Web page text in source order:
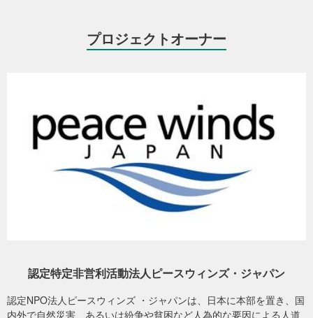
おり、緊急支援のフェーズは脱し、本格的に復興に向かっているこ
とがうかがえました。
す。政府によって移住が必要となった人向けに移住先住居が建設さ
れていました。ただの箱としての"house"ではなく、家具や生活に必
要な物資を含めた、家族が生きる場所としての"home"を再建するこ
とが政府の方針です。
プロジェクトオーナー
認定特定非営利活動法人ピースウィンズ・ジャパン
認定NPO法人ピースウィンズ ・ジャパンは、日本に本部を置き、国
内外で自然災害、あるいは紛争や貧困など人為的な要因による人道